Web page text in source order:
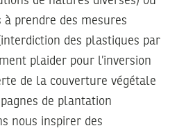
prendre des mesures
des plastiques par
plaider pour l’inversion
de la couverture végétale
de plantation
nous inspirer des